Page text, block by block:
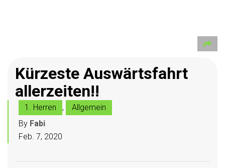
Kürzeste Auswärtsfahrt
allerzeiten!!
1. Herren ,
Allgemein
By Fabi
Feb. 7, 2020